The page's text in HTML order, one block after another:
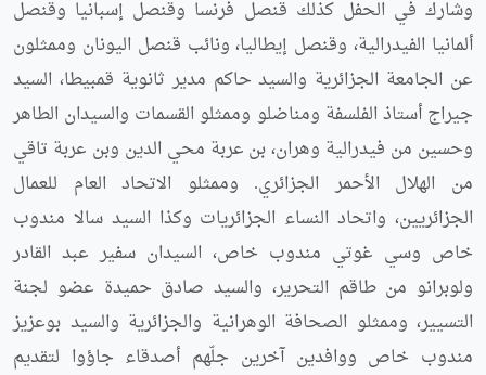
وشارك في الحفل كذلك قنصل فرنسا وقنصل إسبانيا وقنصل
ألمانيا الفيدرالية، وقنصل إيطاليا، ونائب قنصل اليونان وممثلون
عن الجامعة الجزائرية والسيد حاكم مدير ثانوية قمبيطا، السيد
جيراج أستاذ الفلسفة ومناضلو وممثلو القسمات والسيدان الطاهر
وحسين من فيدرالية وهران، بن عربة محي الدين وبن عربة تاقي
من الهلال الأحمر الجزائري. وممثلو الاتحاد العام للعمال
الجزائريين، واتحاد النساء الجزائريات وكذا السيد سالا مندوب
خاص وسي غوتي مندوب خاص، السيدان سفير عبد القادر
ولوبرانو من طاقم التحرير، والسيد صادق حميدة عضو لجنة
التسيير، وممثلو الصحافة الوهرانية والجزائرية والسيد بوعزيز
مندوب خاص ووافدين آخرين جلّهم أصدقاء جاؤوا لتقديم